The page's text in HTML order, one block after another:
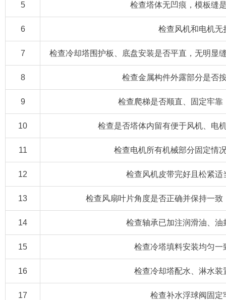
5 检查塔体无凹痕，模板缝
6 检查风机和电机无
7 检查冷却塔围护板、底盘安装是否平直，无明显
8 检查金属构件外露部分是否
9 检查爬梯是否顺直、固定牢
10 检查是否塔体内留有便于风机、电
11 检查电机所有机械部分固定情
12 检查风机皮带完好且松紧
13 检查风扇叶片角度是否正确并保持一
14 检查轴承已加注润滑油、
15 检查冷塔填料安装均匀
16 检查冷却塔配水、淋水
17 检查补水浮球阀固定